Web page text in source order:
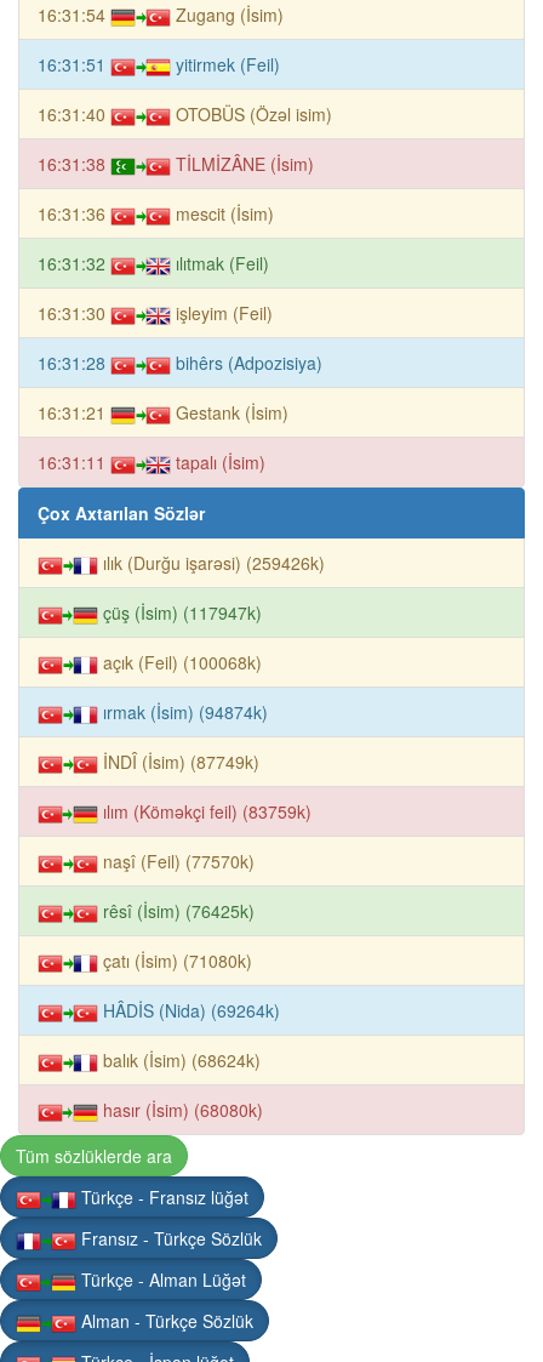
16:31:54 Zugang (İsim)
16:31:51 yitirmek (Feil)
16:31:40 OTOBÜS (Özəl isim)
16:31:38 TİLMİZÂNE (İsim)
16:31:36 mescit (İsim)
16:31:32 ılıtmak (Feil)
16:31:30 işleyim (Feil)
16:31:28 bihêrs (Adpozisiya)
16:31:21 Gestank (İsim)
16:31:11 tapalı (İsim)
Çox Axtarılan Sözlər
ılık (Durğu işarəsi) (259426k)
çüş (İsim) (117947k)
açık (Feil) (100068k)
ırmak (İsim) (94874k)
İNDÎ (İsim) (87749k)
ılım (Köməkçi feil) (83759k)
naşî (Feil) (77570k)
rêsî (İsim) (76425k)
çatı (İsim) (71080k)
HÂDİS (Nida) (69264k)
balık (İsim) (68624k)
hasır (İsim) (68080k)
Tüm sözlüklerde ara
Türkçe - Fransız lüğət
Fransız - Türkçe Sözlük
Türkçe - Alman Lüğət
Alman - Türkçe Sözlük